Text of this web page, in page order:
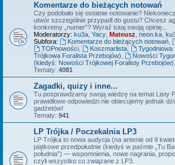
Komentarze do bieżących notowań
Czy podobało się ostatnie notowanie?
utwór szczególnie przypadł do gustu? Chcesz
konkretny „numer”? Wyraź tutaj swoją opinię...
Moderatorzy: ku3a Yacy Mateusz neon.ka
Subfora:
Komentarze do bieżących notowań,
TOPnowości, Koszmarlista,
Tygodniowa
Trójkowa Foralista Przebojów)
Nowości
(kiedyś: Nowości Trójkowej Foralisty Przebojów)
Tematy: 4081
Zagadki, quizy i inne...
Tu posprawdzamy swoją wiedzę na temat Listy
prawidłowe odpowiedzi nie obiecujemy jednak
gadżetów!
Tematy: 941
LP Trójka / Poczekalnia LP3
LP Trójka to nowa audycja (na antenie od 9
piątkowe przedpołudnie (kiedyś w paśmie „Tu
południa”) — wspomnienia, nowe nagrania,
czyli wszystko co związane z LP3.